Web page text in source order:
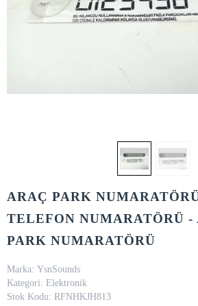
ARAÇ PARK
TELEFON NUMARATÖRÜ -
PARK NUMARATÖRÜ
Marka: YsnSounds
Kategori: Elektronik
Stok Kodu: RFNHKJH813